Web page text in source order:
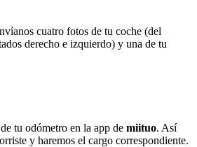
cuatro fotos de tu coche (del
derecho e izquierdo) y una de tu
tu odómetro en la app de miituo. Así
y haremos el cargo correspondiente.